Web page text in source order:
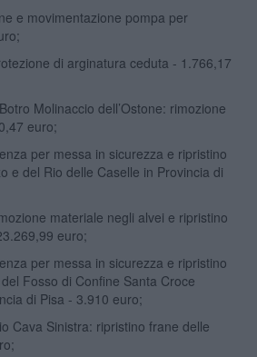
e movimentazione pompa per
di arginatura ceduta - 1.766,17
Molinaccio dell’Ostone: rimozione
euro;
per messa in sicurezza e ripristino
e del Rio delle Caselle in Provincia di
materiale negli alvei e ripristino
euro;
per messa in sicurezza e ripristino
Fosso di Confine Santa Croce
di Pisa - 3.910 euro;
Cava Sinistra: ripristino frane delle